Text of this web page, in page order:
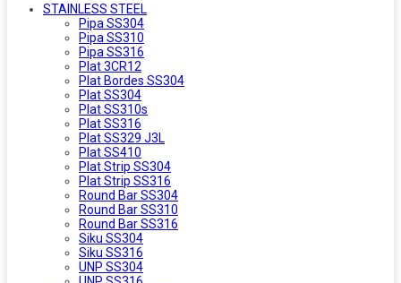
STAINLESS STEEL
Pipa SS304
Pipa SS310
Pipa SS316
Plat 3CR12
Plat Bordes SS304
Plat SS304
Plat SS310s
Plat SS316
Plat SS329 J3L
Plat SS410
Plat Strip SS304
Plat Strip SS316
Round Bar SS304
Round Bar SS310
Round Bar SS316
Siku SS304
Siku SS316
UNP SS304